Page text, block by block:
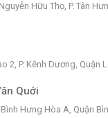
Hữu Thọ, P. Tân
2, P. Kênh Dương, Quận
Quới
Hưng Hòa A, Quận